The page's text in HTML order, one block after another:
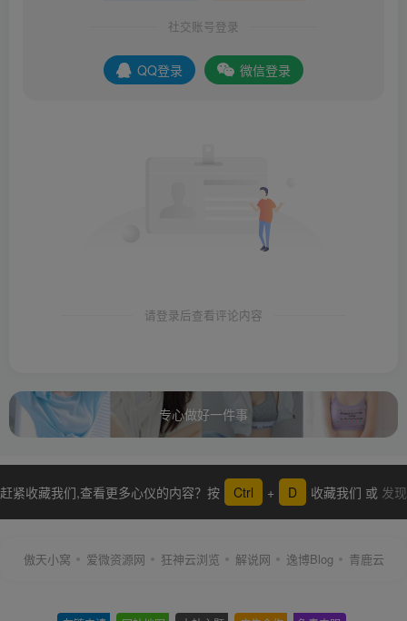
社交账号登录
QQ登录 微信登录
请登录后查看评论内容
专心做好一件事
赶紧收藏我们,查看更多心仪的内容？按 Ctrl + D 收藏我们 或 发现
傲天小窝 爱微资源网 狂神云浏览 解说网 逸博Blog 青鹿云